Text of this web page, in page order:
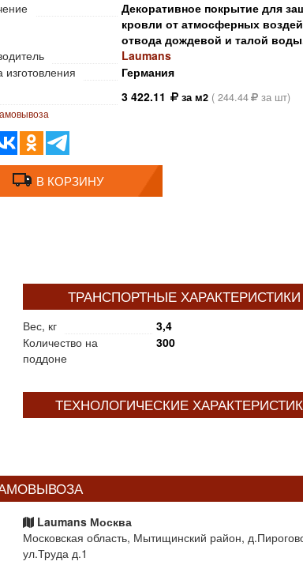
Декоративное покрытие для
кровли от атмосферных
отвода дождевой и талой
Laumans
изготовления
Германия
3 422.11 за м2 (244.44 за шт)
В КОРЗИНУ
ТРАНСПОРТНЫЕ ХАРАКТЕРИСТИКИ
Вес, кг
3,4
Количество на
поддоне
300
ТЕХНОЛОГИЧЕСКИЕ
Laumans Москва
Московская область, Мытищинский район,
ул.Труда д.1